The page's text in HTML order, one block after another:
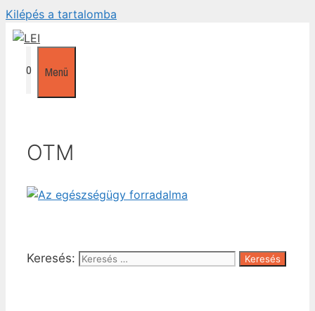
Kilépés a tartalomba
0 Menü
OTM
Keresés: